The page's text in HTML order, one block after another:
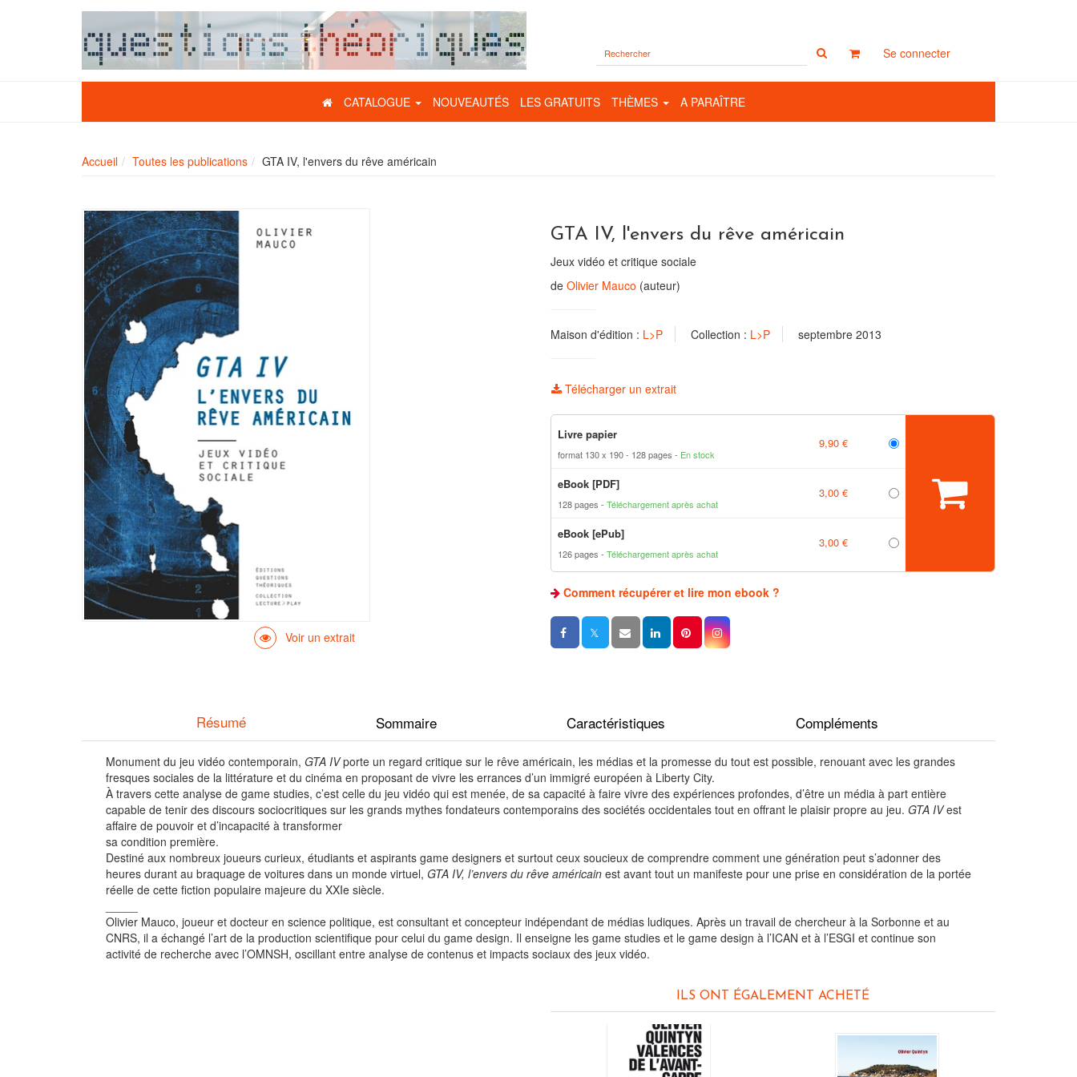
sur
site
Se connecter
CATALOGUE NOUVEAUTÉS LES GRATUITS THÈMES A PARAÎTRE
Accueil Toutes les publications GTA IV, l'envers du rêve américain
GTA IV, l'envers du rêve américain
Jeux vidéo et critique sociale
de Olivier Mauco (auteur)
Maison d'édition : L>P Collection : L>P septembre 2013
Télécharger un extrait
Livre papier
format 130 x 190 128 pages En stock
9,90 €
eBook [PDF]
128 pages Téléchargement après achat
3,00 €
eBook [ePub]
126 pages Téléchargement après achat
3,00 €
Comment récupérer et lire mon ebook ?
Résumé Sommaire Caractéristiques Compléments
Monument du jeu vidéo contemporain, GTA IVporte un regard critique sur le rêve américain, les médias et la promesse du tout est possible, renouant avec les grandes
fresques sociales de la littérature et du cinéma en proposant de vivre les errances d’un immigré européen à Liberty City.
À travers cette analyse de game studies, c’est celle du jeu vidéo qui est menée, de sa capacité à faire vivre des expériences profondes, d’être un média à part entière
capable de tenir des discours sociocritiques sur les grands mythes fondateurs contemporains des sociétés occidentales tout en offrant le plaisir propre au jeu. GTA IVest
affaire de pouvoir et d’incapacité à transformer
sa condition première.
Destiné aux nombreux joueurs curieux, étudiants et aspirants game designers et surtout ceux soucieux de comprendre comment une génération peut s’adonner des
heures durant au braquage de voitures dans un monde virtuel, GTA IV, l’envers du rêve américain est avant tout un manifeste pour une prise en considération de la portée
réelle de cette fiction populaire majeure du XXIe siècle.
Olivier Mauco, joueur et docteur en science politique, est consultant et concepteur indépendant de médias ludiques. Après un travail de chercheur à la Sorbonne et au
CNRS, il a échangé l’art de la production scientifique pour celui du game design. Il enseigne les game studies et le game design à l’ICAN et à l’ESGI et continue son
activité de recherche avec l’OMNSH, oscillant entre analyse de contenus et impacts sociaux des jeux vidéo.
ILS ONT ÉGALEMENT ACHETÉ